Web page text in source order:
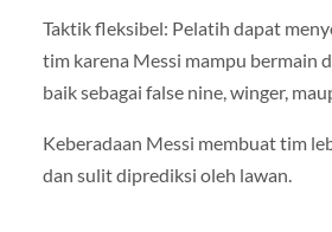
Taktik fleksibel: Pelatih dapat
tim karena Messi mampu bermain
baik sebagai false nine, winger,
Keberadaan Messi membuat tim
dan sulit diprediksi oleh lawan.